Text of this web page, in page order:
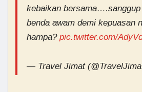
kebaikan
benda awam demi kepuasan
hampa? pic.twitter.com/
— Travel Jimat